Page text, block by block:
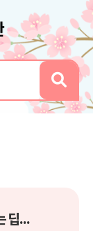
밑바닥부터 시작하는 딥러닝 2